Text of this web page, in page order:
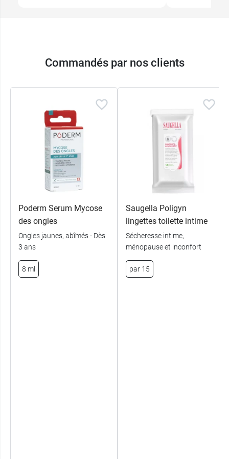
Commandés par nos clients
Poderm Serum Mycose
des ongles
Ongles jaunes, abîmés - Dès
3 ans
8 ml
Saugella Poligyn
lingettes toilette intime
Sécheresse intime,
ménopause et inconfort
par 15